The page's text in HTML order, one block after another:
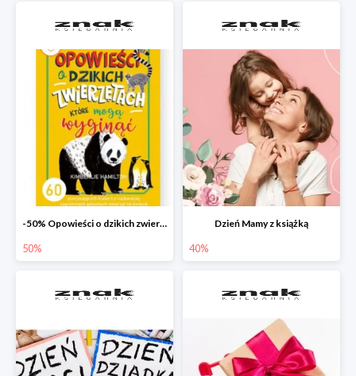
-50% Opowieści o dzikich zwierzętach
50%
Dzień Mamy z książką
40%